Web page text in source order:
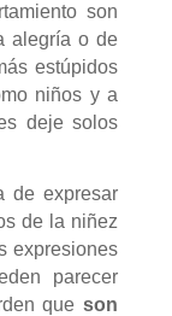
son
alegría o de
estúpidos
niños y a
deje solos
de expresar
de la niñez
expresiones
parecer
queson